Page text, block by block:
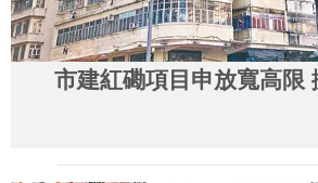
市建紅磡項目申放寬高限